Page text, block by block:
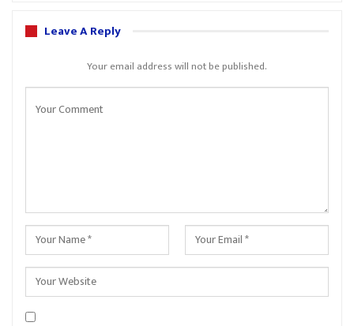
Leave A Reply
Your email address will not be published.